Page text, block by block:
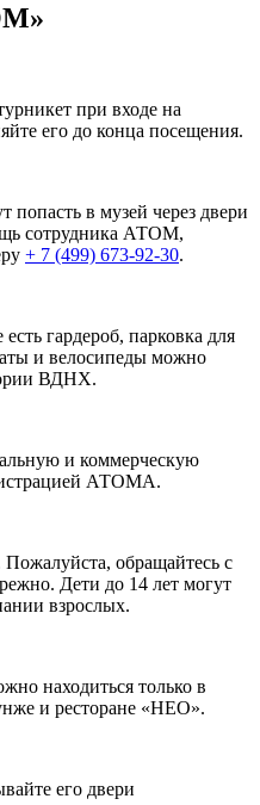
при входе на
его до конца посещения.
в музей через двери
сотрудника АТОМ,
+ 7 (499) 673-92-30.
гардероб, парковка для
и велосипеды можно
ВДНХ.
и коммерческую
АТОМА.
обращайтесь с
Дети до 14 лет могут
взрослых.
находиться только в
и ресторане «НЕО».
его двери